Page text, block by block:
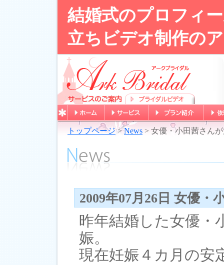
結婚式のプロフィ
立ちビデオ制作の
トップページ>News > 女優・小田茜さん
2009年07月26日 女優・
昨年結婚した女優・
娠。
現在妊娠４カ月の安